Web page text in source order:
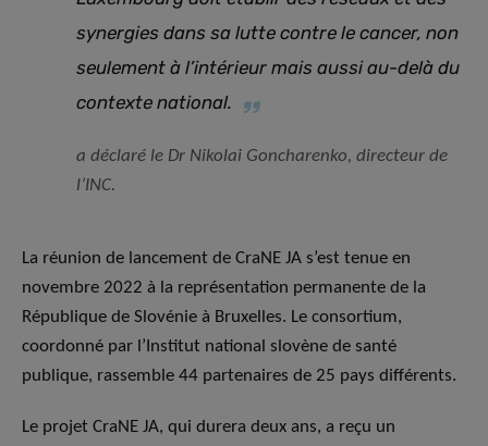
synergies dans sa lutte contre le cancer, non
seulement à l’intérieur mais aussi au-delà du
contexte national.
a déclaré le Dr Nikolai Goncharenko, directeur de
l’INC.
La réunion de lancement de CraNE JA s’est tenue en
novembre 2022 à la représentation permanente de la
République de Slovénie à Bruxelles. Le consortium,
coordonné par l’Institut national slovène de santé
publique, rassemble 44 partenaires de 25 pays différents.
Le projet CraNE JA, qui durera deux ans, a reçu un